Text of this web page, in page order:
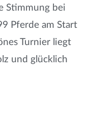
Stimmung bei
Pferde am Start
Turnier liegt
und glücklich